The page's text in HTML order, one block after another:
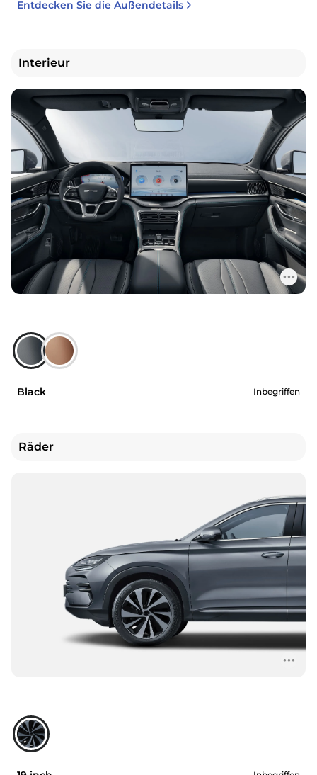
Entdecken Sie die Außendetails
Interieur
Black Inbegriffen
Räder